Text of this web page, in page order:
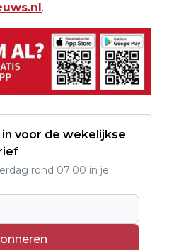
.
in voor de wekelijkse
rond 07:00 in je